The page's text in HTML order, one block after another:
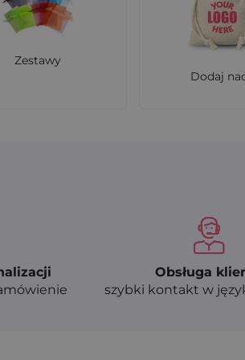
zachowując swój wyjątkowy
nadając całości luksusowego
marki lub grafiką - idealnie
Zestawy
Dodaj
Obsługa
szybki kontakt w